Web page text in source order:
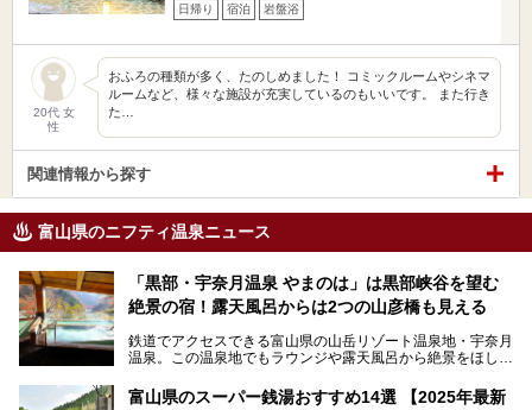
日帰り 宿泊 岩盤浴
20代 女
性
おふろの種類が多く、たのしめました！ コミックルームやシネマ
ルームなど、様々な施設が充実しているのもいいです。 また行き
た…
関連情報から探す
富山県のニフティ温泉ニュース
「黒部・宇奈月温泉 やまのは」は黒部峡谷を望む
絶景の宿！露天風呂からは2つの山彦橋も見える
鉄道でアクセスできる富山県の山岳リゾート温泉地・宇奈月
温泉。この温泉地でもラウンジや露天風呂から絶景をほしい
の「黒部・宇奈月温泉 やまのは」。
富山県のスーパー銭湯おすすめ14選 【2025年最新